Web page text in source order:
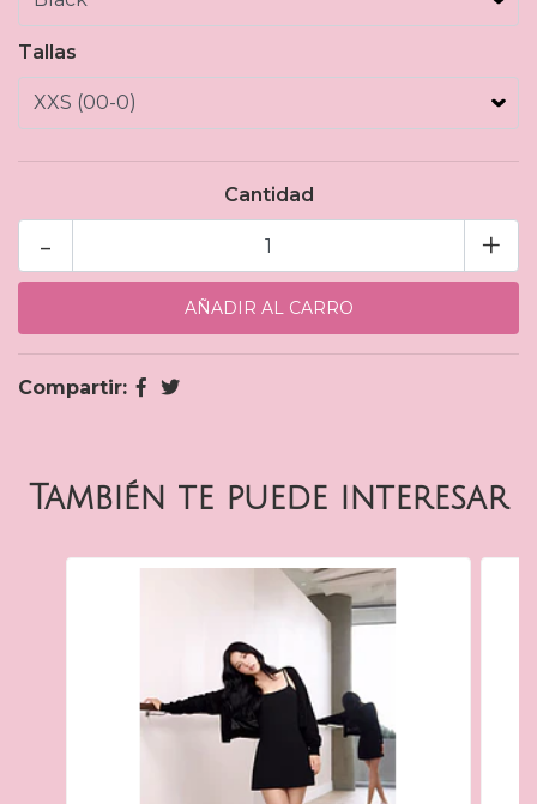
Tallas
Cantidad
+
-
Compartir:
También te puede interesar